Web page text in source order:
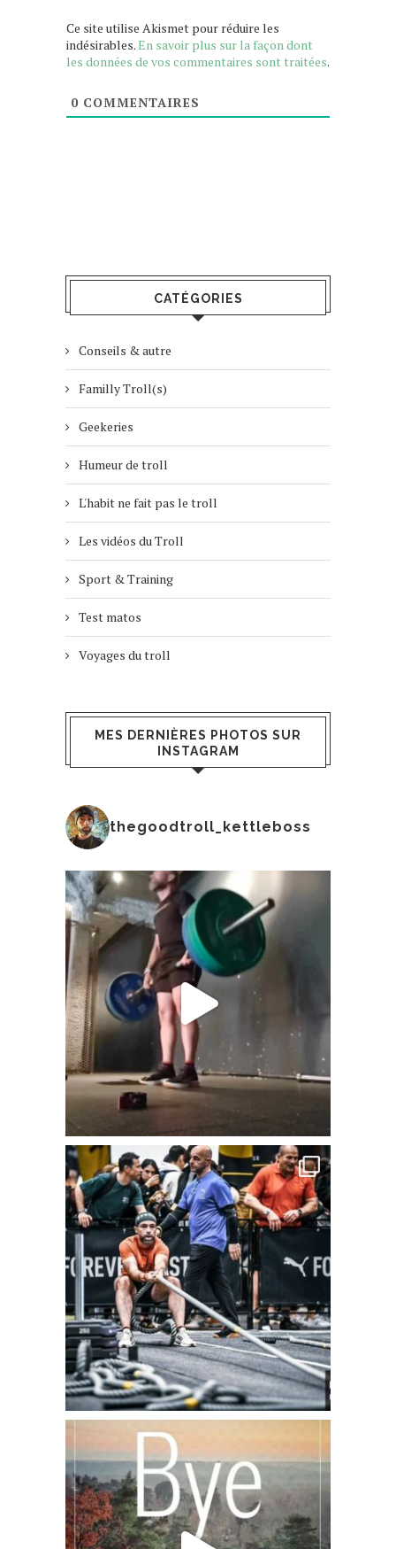
Ce site utilise Akismet pour réduire les
indésirables.En savoir plus sur la façon dont
les données de vos commentaires sont traitées.
0 COMMENTAIRES
CATÉGORIES
Conseils & autre
Familly Troll(s)
Geekeries
Humeur de troll
L'habit ne fait pas le troll
Les vidéos du Troll
Sport & Training
Test matos
Voyages du troll
MES DERNIÈRES PHOTOS SUR
INSTAGRAM
thegoodtroll_kettleboss